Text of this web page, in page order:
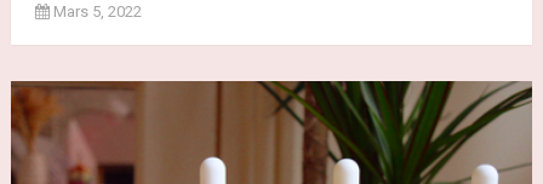
Mars 5, 2022